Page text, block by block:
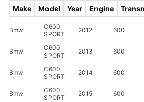
Make Model Year Engine
Bmw
C600
SPORT
2012 600
Bmw
C600
SPORT
2013 600
Bmw
C600
SPORT
2014 600
Bmw
C600
SPORT
2015 600